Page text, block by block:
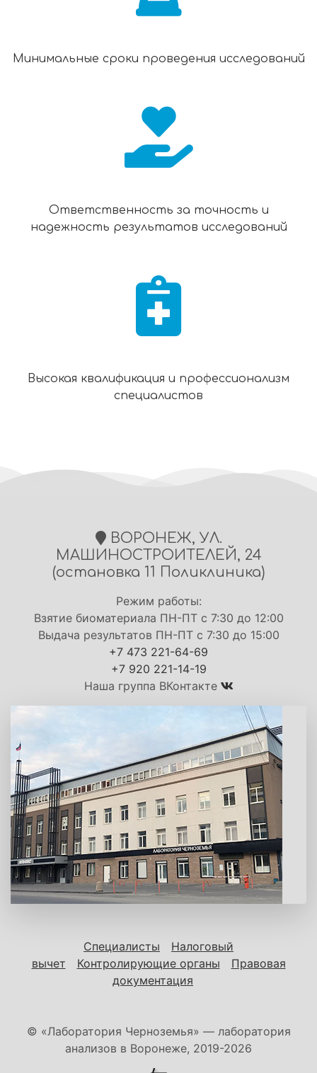
Минимальные сроки проведения исследований
Ответственность за точность и
надежность результатов исследований
Высокая квалификация и профессионализм
специалистов
ВОРОНЕЖ, УЛ.
МАШИНОСТРОИТЕЛЕЙ, 24
(остановка 11 Поликлиника)
Режим работы:
Взятие биоматериала ПН-ПТ с 7:30 до 12:00
Выдача результатов ПН-ПТ с 7:30 до 15:00
+7 473 221-64-69
+7 920 221-14-19
Наша группа ВКонтакте
Специалисты
Налоговый
вычет
Контролирующие органы
Правовая
документация
© «Лаборатория Черноземья» — лаборатория
анализов в Воронеже, 2019-2026